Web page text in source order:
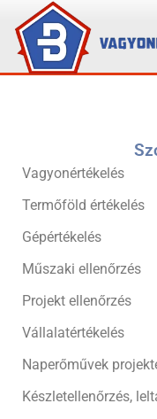
Vagyonértékelés
Termőföld értékelés
Gépértékelés
Műszaki ellenőrzés
Projekt ellenőrzés
Vállalatértékelés
Naperőművek
Készletellenőrzés,